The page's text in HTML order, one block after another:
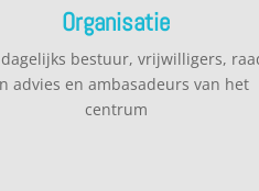
Organisatie
bestuur, vrijwilligers,
advies en ambasadeurs van het
centrum